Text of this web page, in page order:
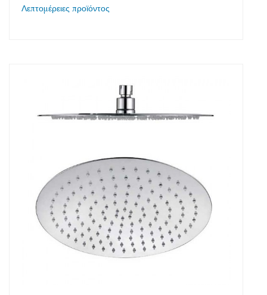
Λεπτομέρειες προϊόντος